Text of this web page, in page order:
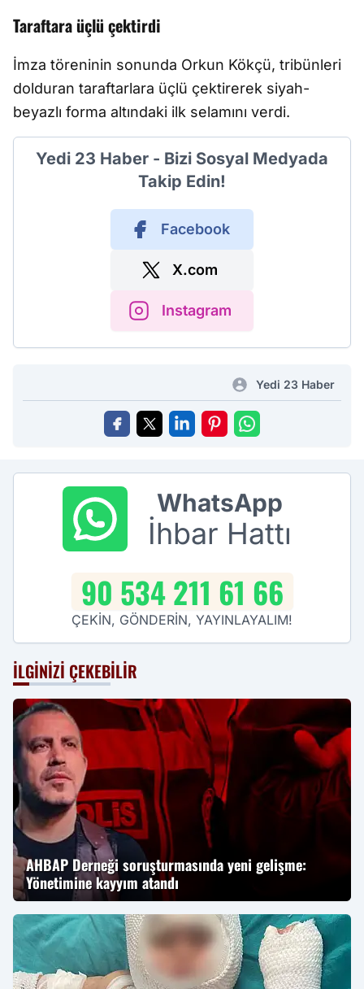
Taraftara üçlü çektirdi
İmza töreninin sonunda Orkun Kökçü, tribünleri
dolduran taraftarlara üçlü çektirerek siyah-
beyazlı forma altındaki ilk selamını verdi.
Yedi 23 Haber - Bizi Sosyal Medyada
Takip Edin!
Facebook
X.com
Instagram
Yedi 23 Haber
WhatsApp
İhbar Hattı
90 534 211 61 66
ÇEKİN, GÖNDERİN, YAYINLAYALIM!
İLGINIZI ÇEKEBILIR
AHBAP Derneği soruşturmasında yeni gelişme:
Yönetimine kayyım atandı